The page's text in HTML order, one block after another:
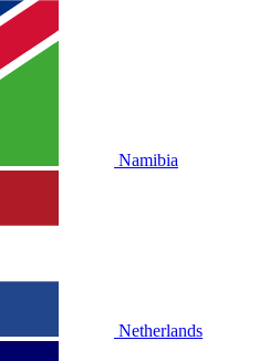
Namibia
Netherlands